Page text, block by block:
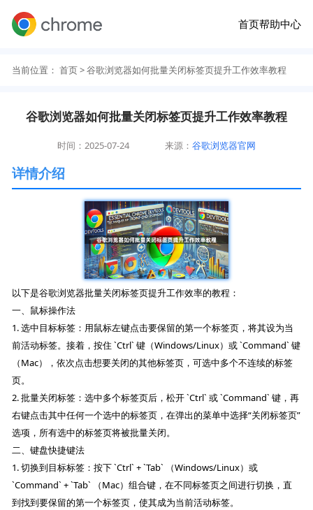
首页帮助中心
当前位置： 首页> 谷歌浏览器如何批量关闭标签页提升工作效率教程
谷歌浏览器如何批量关闭标签页提升工作效率教程
时间：2025-07-24 来源：谷歌浏览器官网
详情介绍
以下是谷歌浏览器批量关闭标签页提升工作效率的教程：
一、鼠标操作法
1. 选中目标标签：用鼠标左键点击要保留的第一个标签页，将其设为当
前活动标签。接着，按住 `Ctrl` 键（Windows/Linux）或 `Command` 键
（Mac），依次点击想要关闭的其他标签页，可选中多个不连续的标签
页。
2. 批量关闭标签：选中多个标签页后，松开 `Ctrl` 或 `Command` 键，再
右键点击其中任何一个选中的标签页，在弹出的菜单中选择“关闭标签页”
选项，所有选中的标签页将被批量关闭。
二、键盘快捷键法
1. 切换到目标标签：按下 `Ctrl` + `Tab` （Windows/Linux）或
`Command` + `Tab` （Mac）组合键，在不同标签页之间进行切换，直
到找到要保留的第一个标签页，使其成为当前活动标签。